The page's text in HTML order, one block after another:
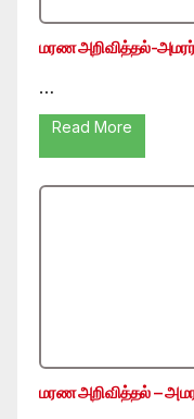
மரண அறிவித்தல்-அமரர்
…
Read More
மரண அறிவித்தல் –